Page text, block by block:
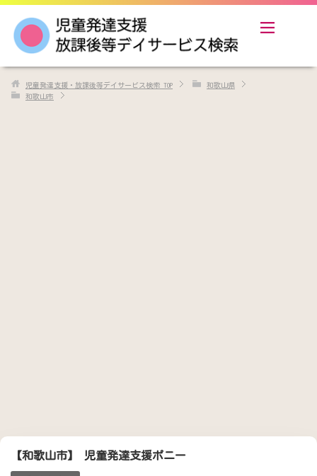
児童発達支援・放課後等デイサービス検索 TOP
和歌山県
和歌山市
【和歌山市】 児童発達支援ポニー